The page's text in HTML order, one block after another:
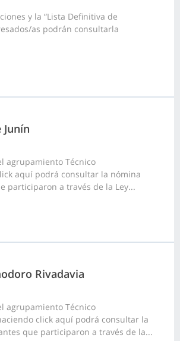
y la “Lista Definitiva de
as podrán consultarla
agrupamiento Técnico
aquí podrá consultar la nómina
participaron a través de la Ley...
Rivadavia
agrupamiento Técnico
click aquí podrá consultar la
que participaron a través de la...